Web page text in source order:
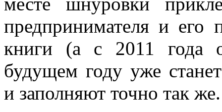
предпринимателя и его
книги (а с 2011 года
будущем году уже
и заполняют точно так же.